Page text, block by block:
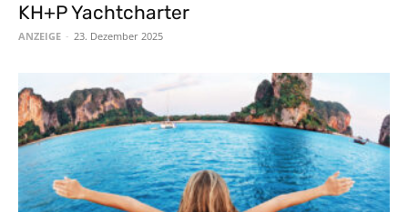
KH+P Yachtcharter
ANZEIGE - 23. Dezember 2025